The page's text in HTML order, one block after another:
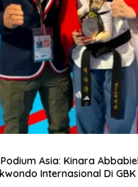
Asia: Kinara
Internasional Di GBK